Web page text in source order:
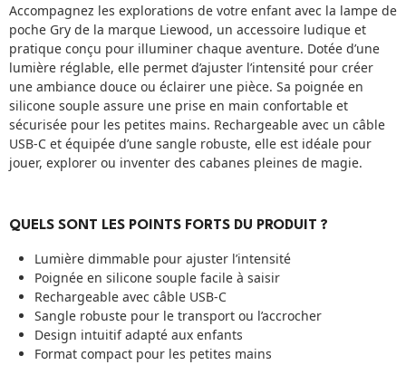
Accompagnez les explorations de votre enfant avec la lampe de
poche Gry de la marque Liewood, un accessoire ludique et
pratique conçu pour illuminer chaque aventure. Dotée d’une
lumière réglable, elle permet d’ajuster l’intensité pour créer
une ambiance douce ou éclairer une pièce. Sa poignée en
silicone souple assure une prise en main confortable et
sécurisée pour les petites mains. Rechargeable avec un câble
USB-C et équipée d’une sangle robuste, elle est idéale pour
jouer, explorer ou inventer des cabanes pleines de magie.
QUELS SONT LES POINTS FORTS DU PRODUIT ?
Lumière dimmable pour ajuster l’intensité
Poignée en silicone souple facile à saisir
Rechargeable avec câble USB-C
Sangle robuste pour le transport ou l’accrocher
Design intuitif adapté aux enfants
Format compact pour les petites mains